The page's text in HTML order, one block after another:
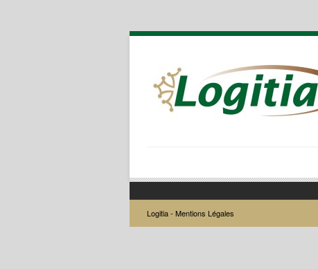
Logitia - Mentions Légales